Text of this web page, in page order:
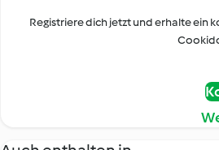
Registriere dich jetzt und erhalte ein